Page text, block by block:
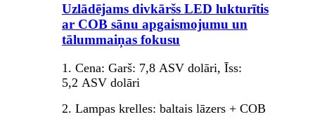
Uzlādējams divkāršs LED lukturītis
ar COB sānu apgaismojumu un
tālummaiņas fokusu
1. Cena: Garš: 7,8 ASV dolāri, Īss:
5,2 ASV dolāri
2. Lampas krelles: baltais lāzers + COB